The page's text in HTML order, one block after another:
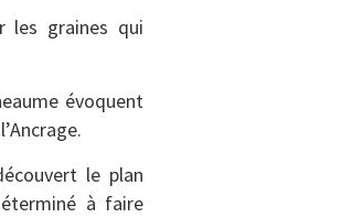
les graines qui
évoquent
le plan
à faire